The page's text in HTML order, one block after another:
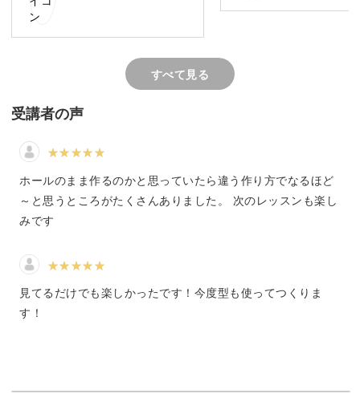
今回の講座でも、いろんなかたちのいちごを作っていきま
すよ♪
◯一粒まるごと
◯ハーフカット
◯輪切り
◯ヘタつき
いろんなかたちのいちごが作れたら、フェイクスイーツの
思わず食べたくなってしまうほどリアルないちごをいっし
てしまいました！いちご
すべて見る
受講者の声
ホールのまま作るのかと思っていたら違う作り方でなるほど
～と思うところがたくさんありました。 次のレッスンも楽し
みです
見てるだけでも楽しかったです！今度型も使ってつくりま
す！